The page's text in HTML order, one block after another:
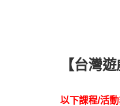
【台灣
以下課程/活